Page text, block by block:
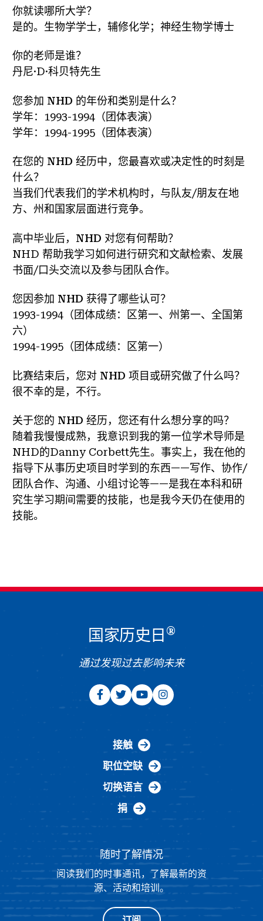
你就读哪所大学？
是的。生物学学士，辅修化学；神经生物学博士
你的老师是谁？
丹尼·D·科贝特先生
您参加 NHD 的年份和类别是什么？
学年：1993-1994（团体表演）
学年：1994-1995（团体表演）
在您的 NHD 经历中，您最喜欢或决定性的时刻是
什么？
当我们代表我们的学术机构时，与队友/朋友在地
方、州和国家层面进行竞争。
高中毕业后，NHD 对您有何帮助？
NHD 帮助我学习如何进行研究和文献检索、发展
书面/口头交流以及参与团队合作。
您因参加 NHD 获得了哪些认可？
1993-1994（团体成绩：区第一、州第一、全国第
六）
1994-1995（团体成绩：区第一）
比赛结束后，您对 NHD 项目或研究做了什么吗？
很不幸的是，不行。
关于您的 NHD 经历，您还有什么想分享的吗？
随着我慢慢成熟，我意识到我的第一位学术导师是
NHD的Danny Corbett先生。事实上，我在他的
指导下从事历史项目时学到的东西——写作、协作/
团队合作、沟通、小组讨论等——是我在本科和研
究生学习期间需要的技能，也是我今天仍在使用的
技能。
国家历史日 ®
通过发现过去影响未来
接触
职位空缺
切换语言
捐
随时了解情况
阅读我们的时事通讯，了解最新的资
源、活动和培训。